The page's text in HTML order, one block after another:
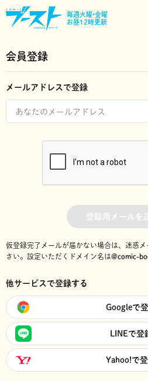
毎週火曜•金曜
お昼12時更新
会員登録
メールアドレスで登録
登録用メールを
仮登録完了メールが届かない場合は、迷惑
さい。 設定いただくドメイン名は@comic-
他サービスで登録する
Googleで
LINEで登
Yahoo!で